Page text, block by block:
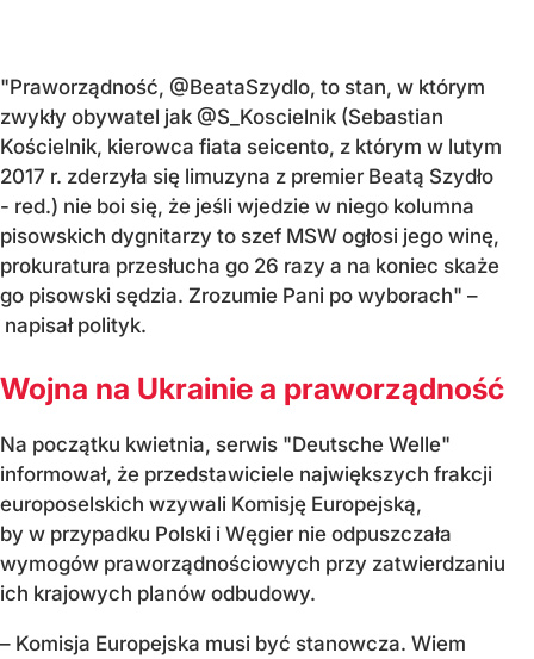
"Praworządność, @BeataSzydlo, to stan, w którym
zwykły obywatel jak @S_Koscielnik (Sebastian
Kościelnik, kierowca fiata seicento, z którym w lutym
2017 r. zderzyła się limuzyna z premier Beatą Szydło
- red.) nie boi się, że jeśli wjedzie w niego kolumna
pisowskich dygnitarzy to szef MSW ogłosi jego winę,
prokuratura przesłucha go 26 razy a na koniec skaże
go pisowski sędzia. Zrozumie Pani po wyborach" –
napisał polityk.
Wojna na Ukrainie a praworządność
Na początku kwietnia, serwis "Deutsche Welle"
informował, że przedstawiciele największych frakcji
europoselskich wzywali Komisję Europejską,
by w przypadku Polski i Węgier nie odpuszczała
wymogów praworządnościowych przy zatwierdzaniu
ich krajowych planów odbudowy.
– Komisja Europejska musi być stanowcza. Wiem